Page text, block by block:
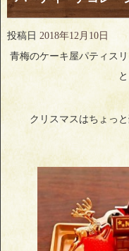
投稿日 2018年12月10日
青梅のケーキ屋パティス
クリスマスはちょっ